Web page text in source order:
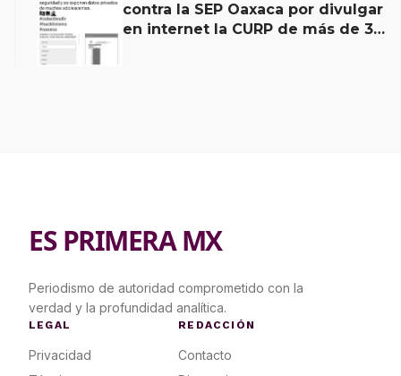
contra la SEP Oaxaca por divulgar
en internet la CURP de más de 30
ES PRIMERA MX
Periodismo de autoridad comprometido con la
verdad y la profundidad analítica.
LEGAL
Privacidad
REDACCIÓN
Contacto